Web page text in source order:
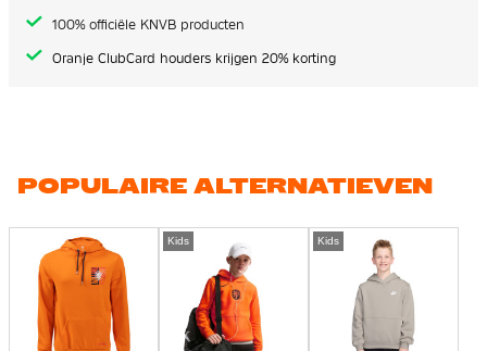
100% officiële KNVB producten
Oranje ClubCard houders krijgen 20% korting
POPULAIRE ALTERNATIEVEN
Kids Kids